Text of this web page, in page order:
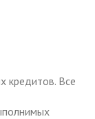
кредитов. Все